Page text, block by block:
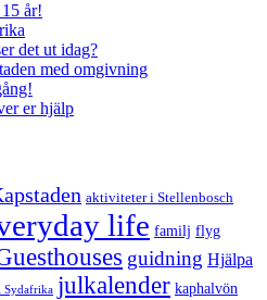
år!
det ut idag?
med omgivning
er hjälp
aktiviteter i Stellenbosch
life familj flyg
guidning Hjälpa
Sydafrika julkalender kaphalvön